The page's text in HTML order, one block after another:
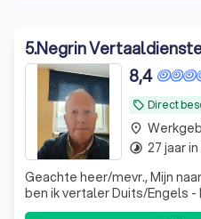
5.Negrin
local_offer Direct
8,4
Geachte heer/mevr., Mijn naam is Frank Orval. Sinds 1999
ben ik vertaler Duits/Engels
zijn Technisch, Algemeen,
place
timelapse 27 jaar